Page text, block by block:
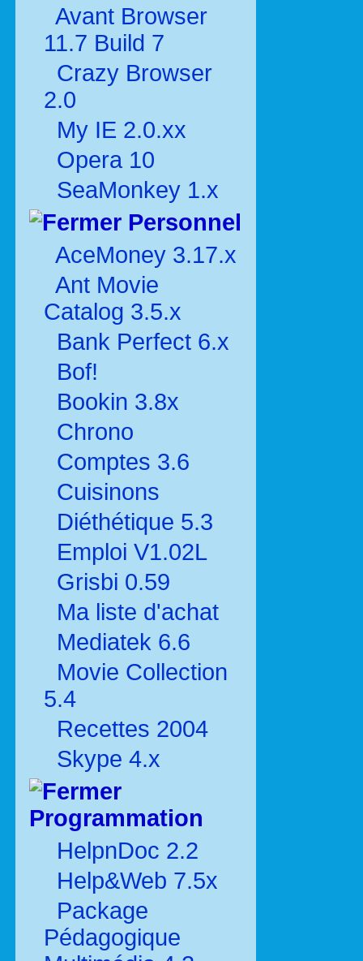
Avant Browser
11.7 Build 7
Crazy Browser
2.0
My IE 2.0.xx
Opera 10
SeaMonkey 1.x
Personnel
AceMoney 3.17.x
Ant Movie
Catalog 3.5.x
Bank Perfect 6.x
Bof!
Bookin 3.8x
Chrono
Comptes 3.6
Cuisinons
Diéthétique 5.3
Emploi V1.02L
Grisbi 0.59
Ma liste d'achat
Mediatek 6.6
Movie Collection
5.4
Recettes 2004
Skype 4.x
Programmation
HelpnDoc 2.2
Help&Web 7.5x
Package
Pédagogique